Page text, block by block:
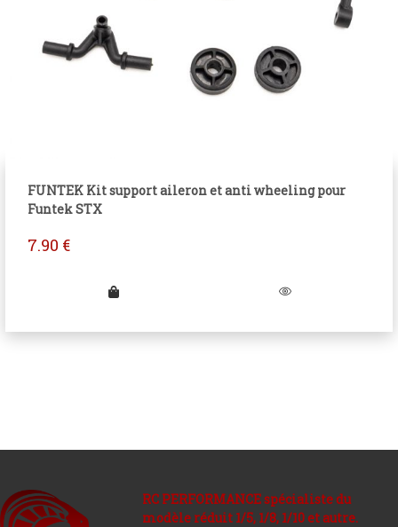
FUNTEK Kit support aileron et anti wheeling pour
Funtek STX
7.90 €
RC PERFORMANCE spécialiste du
modèle réduit 1/5, 1/8, 1/10 et autre.